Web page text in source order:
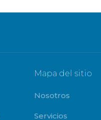
Mapa del sitio
Nosotros
Servicios